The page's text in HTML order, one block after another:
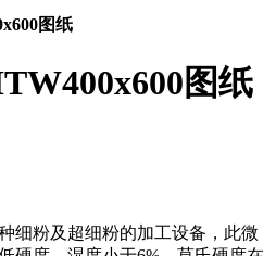
图纸
图纸
细粉及超细粉的加工设备，此微